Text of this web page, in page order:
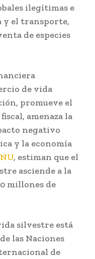
ilegítimas e
y el transporte,
de especies
de vida
promueve el
amenaza la
negativo
y la economía
, estiman que el
asciende a la
millones de
silvestre está
las Naciones
de